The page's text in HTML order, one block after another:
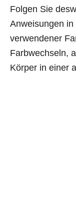
Folgen Sie
Anweisungen
verwendener
Farbwechseln,
Körper in einer